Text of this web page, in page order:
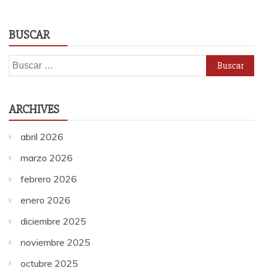
BUSCAR
Buscar:
ARCHIVES
abril 2026
marzo 2026
febrero 2026
enero 2026
diciembre 2025
noviembre 2025
octubre 2025